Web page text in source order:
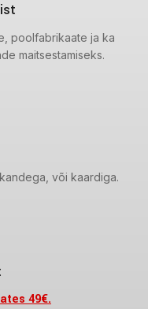
poolfabrikaate ja ka
maitsestamiseks.
või kaardiga.
49€.